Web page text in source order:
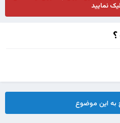
نمایید
به این موضوع